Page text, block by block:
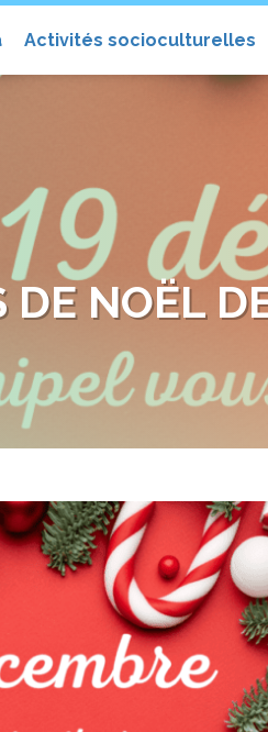
Activités socioculturelles
DE NOËL